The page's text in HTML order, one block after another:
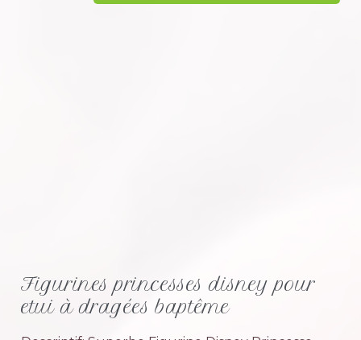
Figurines princesses disney pour
etui à dragées baptême